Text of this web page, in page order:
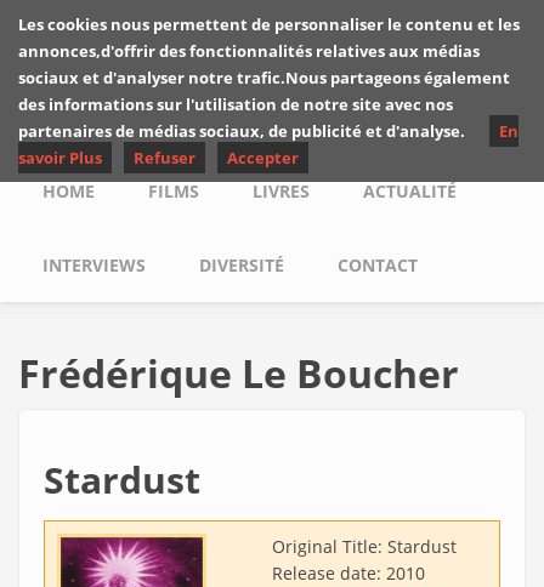
Skip to main content
Les critiques de
Yuyine
Main menu
HOME FILMS LIVRES ACTUALITÉ
INTERVIEWS DIVERSITÉ CONTACT
Frédérique Le Boucher
Stardust
Original Title: Stardust
Release date: 2010
Les cookies nous permettent de personnaliser le contenu et les
annonces,d'offrir des fonctionnalités relatives aux médias
sociaux et d'analyser notre trafic.Nous partageons également
des informations sur l'utilisation de notre site avec nos
partenaires de médias sociaux, de publicité et d'analyse.
En
savoir Plus
Refuser Accepter